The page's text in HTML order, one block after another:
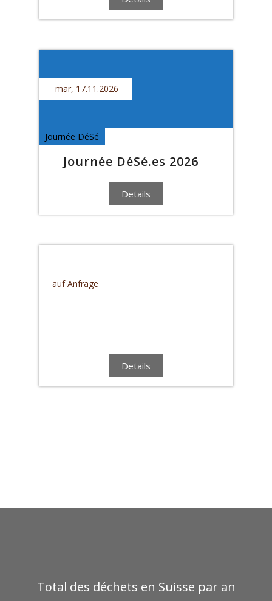
mar, 17.11.2026
Journée DéSé
Journée DéSé.es 2026
Details
auf Anfrage
Details
Total des déchets en Suisse par an